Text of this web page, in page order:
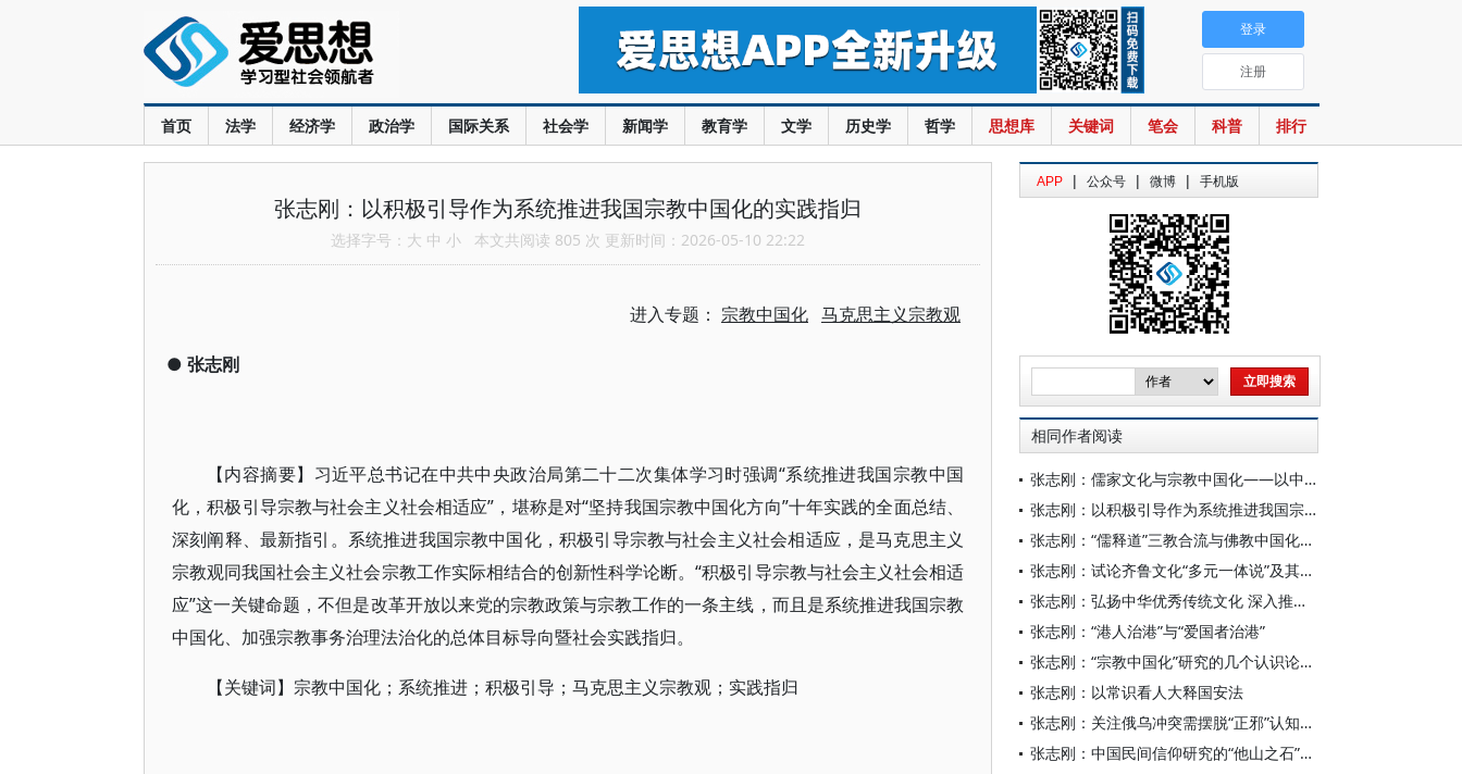
首页 法学 经济学 政治学 国际关系 社会学 新闻学 教育学 文学 历史学 哲学 思想库 关键词 笔会 科普 排行
登录
注册
张志刚：以积极引导作为系统推进我国宗教中国化的实践指归
选择字号： 大 中 小 本文共阅读 805 次 更新时间：2026-05-10 22:22
进入专题： 宗教中国化 马克思主义宗教观
● 张志刚
【内容摘要】习近平总书记在中共中央政治局第二十二次集体学习时强调“系统推进我国宗教中国
化，积极引导宗教与社会主义社会相适应”，堪称是对“坚持我国宗教中国化方向”十年实践的全面总结、
深刻阐释、最新指引。系统推进我国宗教中国化，积极引导宗教与社会主义社会相适应，是马克思主义
宗教观同我国社会主义社会宗教工作实际相结合的创新性科学论断。“积极引导宗教与社会主义社会相适
应”这一关键命题，不但是改革开放以来党的宗教政策与宗教工作的一条主线，而且是系统推进我国宗教
中国化、加强宗教事务治理法治化的总体目标导向暨社会实践指归。
【关键词】宗教中国化；系统推进；积极引导；马克思主义宗教观；实践指归
APP | 公众号 | 微博 | 手机版
相同作者阅读
张志刚：儒家文化与宗教中国化——以中国宗教通史为线索的学理沉思
张志刚：以积极引导作为系统推进我国宗教中国化的实践指归
张志刚：“儒释道”三教合流与佛教中国化——德清“三教会通”观念的思想史意义
张志刚：试论齐鲁文化“多元一体说”及其学理意义
张志刚：弘扬中华优秀传统文化 深入推进我国宗教中国化
张志刚：“港人治港”与“爱国者治港”
张志刚：“宗教中国化”研究的几个认识论问题
张志刚：以常识看人大释国安法
张志刚：关注俄乌冲突需摆脱“正邪”认知误区
张志刚：中国民间信仰研究的“他山之石”——以欧大年的理论探索为例